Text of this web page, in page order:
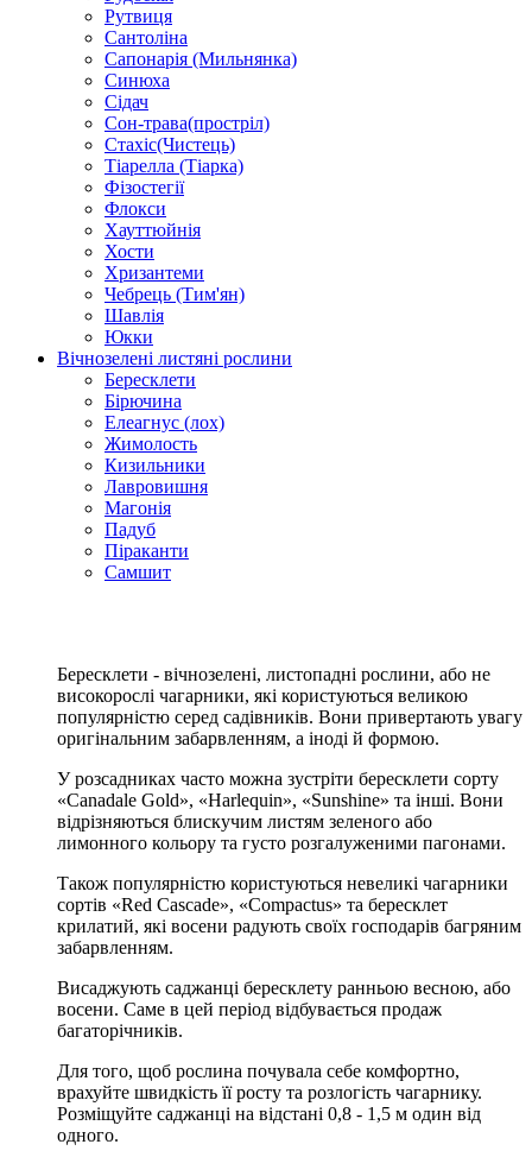
Рутвиця
Сантоліна
Сапонарія (Мильнянка)
Синюха
Сідач
Сон-трава(простріл)
Стахіс(Чистець)
Тіарелла (Тіарка)
Фізостегії
Флокси
Хауттюйнія
Хости
Хризантеми
Чебрець (Тим'ян)
Шавлія
Юкки
Вічнозелені листяні рослини
Бересклети
Бірючина
Елеагнус (лох)
Жимолость
Кизильники
Лавровишня
Магонія
Падуб
Піраканти
Самшит
Бересклети - вічнозелені, листопадні рослини, або не
високорослі чагарники, які користуються великою
популярністю серед садівників. Вони привертають увагу
оригінальним забарвленням, а іноді й формою.
У розсадниках часто можна зустріти бересклети сорту
«Canadale Gold», «Harlequin», «Sunshine» та інші. Вони
відрізняються блискучим листям зеленого або
лимонного кольору та густо розгалуженими пагонами.
Також популярністю користуються невеликі чагарники
сортів «Red Cascade», «Compactus» та бересклет
крилатий, які восени радують своїх господарів багряним
забарвленням.
Висаджують саджанці бересклету ранньою весною, або
восени. Саме в цей період відбувається продаж
багаторічників.
Для того, щоб рослина почувала себе комфортно,
врахуйте швидкість її росту та розлогість чагарнику.
Розміщуйте саджанці на відстані 0,8 - 1,5 м один від
одного.